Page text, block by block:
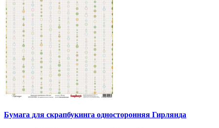
Бумага для скрапбукинга односторонняя Гирлянда